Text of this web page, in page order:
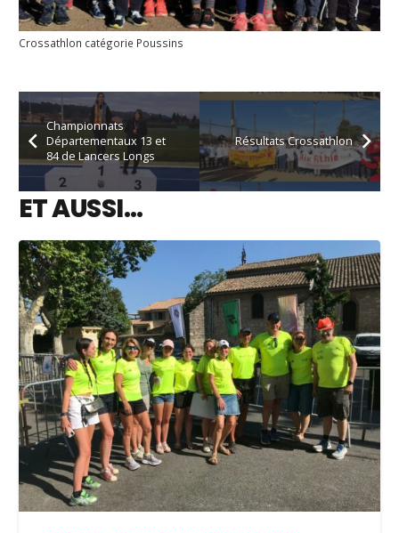
Crossathlon catégorie Poussins
Championnats
Départementaux 13 et
84 de Lancers Longs
Résultats Crossathlon
ET AUSSI…